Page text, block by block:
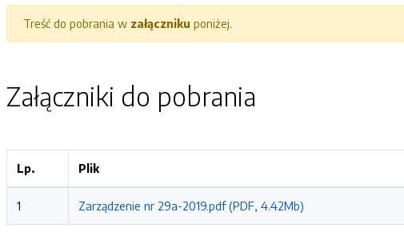
Treść do pobrania w załączniku poniżej.
Załączniki do pobrania
Lp. Plik
1 Zarządzenie nr 29a-2019.pdf (PDF, 4.42Mb)